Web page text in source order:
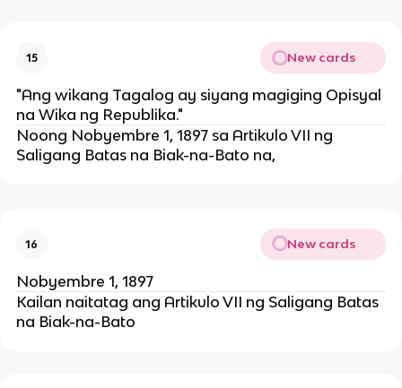
15 New cards
"Ang wikang Tagalog ay siyang magiging Opisyal
na Wika ng Republika."
Noong Nobyembre 1, 1897 sa Artikulo VII ng
Saligang Batas na Biak-na-Bato na,
16 New cards
Nobyembre 1, 1897
Kailan naitatag ang Artikulo VII ng Saligang Batas
na Biak-na-Bato